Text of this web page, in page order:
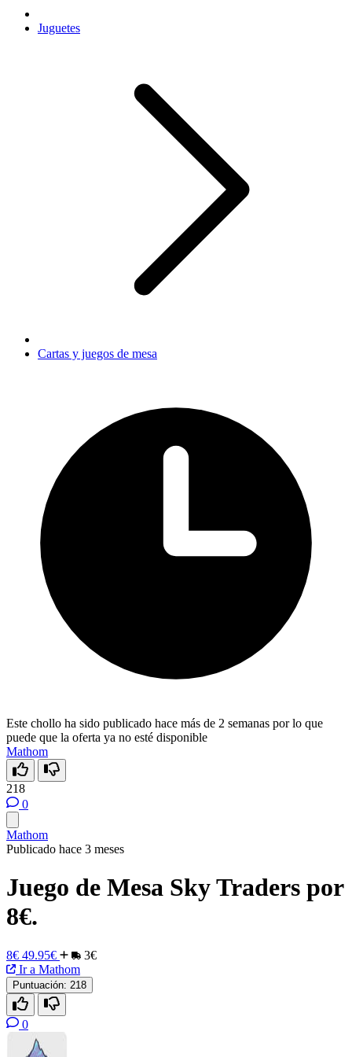
Juguetes
Cartas y juegos de mesa
Este chollo ha sido publicado hace más de 2 semanas por lo que
puede que la oferta ya no esté disponible
Mathom
218
0
Mathom
Publicado hace 3 meses
Juego de Mesa Sky Traders por
8€.
8€ 49.95€
3€
Ir a Mathom
Puntuación: 218
0